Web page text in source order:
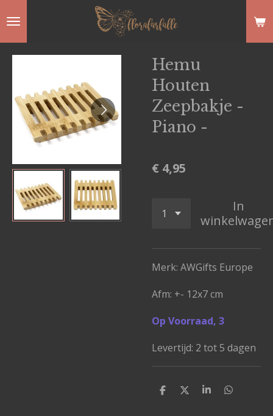
Hemu
Houten
Zeepbakje -
Piano -
€ 4,95
In
Merk: AWGifts Europe
Afm: +- 12x7 cm
Op Voorraad, 3
Levertijd: 2 tot 5 dagen
D
D
S
D